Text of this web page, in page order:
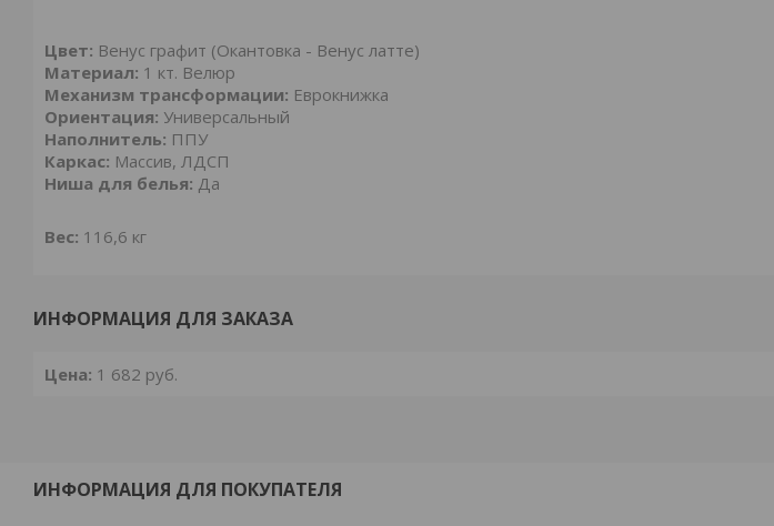
Цвет: Венус графит (Окантовка - Венус латте)
Материал: 1 кт. Велюр
Механизм трансформации: Еврокнижка
Ориентация: Универсальный
Наполнитель: ППУ
Каркас: Массив, ЛДСП
Ниша для белья: Да
Вес: 116,6 кг
ИНФОРМАЦИЯ ДЛЯ ЗАКАЗА
Цена: 1 682 руб.
ИНФОРМАЦИЯ ДЛЯ ПОКУПАТЕЛЯ